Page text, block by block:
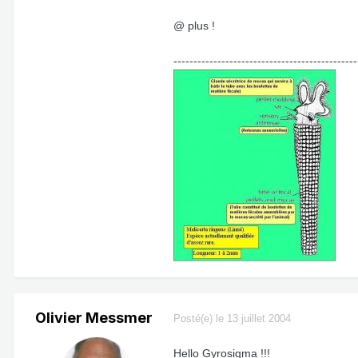
@ plus !
Olivier Messmer Posté(e) le 13 juillet 2004
Hello Gyrosigma !!!